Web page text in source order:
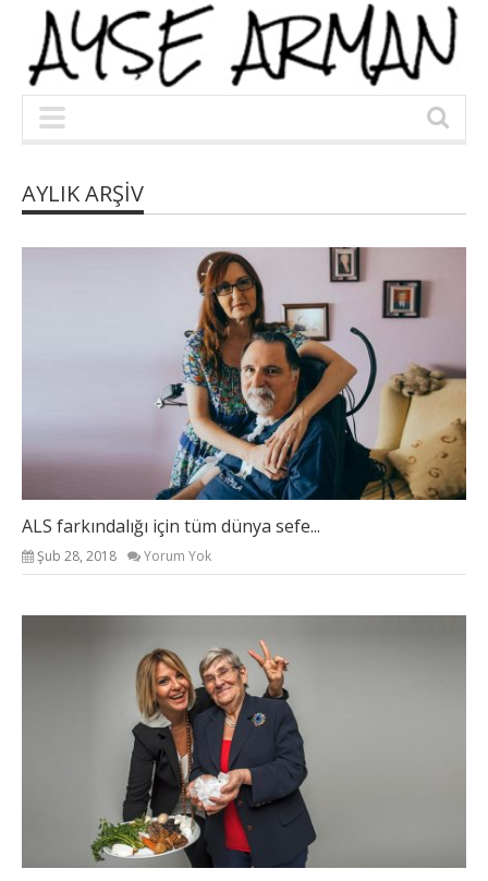
AYLIK ARŞIV
ALS farkındalığı için tüm dünya sefe...
Şub 28, 2018 Yorum Yok